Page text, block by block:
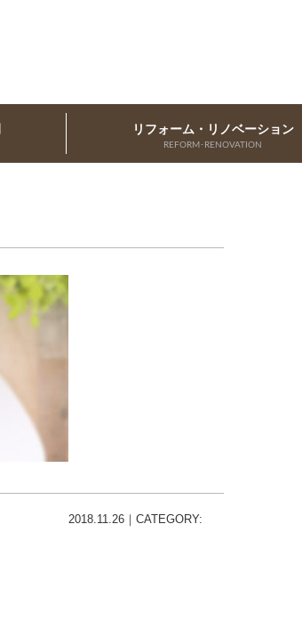
リフォーム・リノベーション
REFORM･RENOVATION
2018.11.26｜CATEGORY: